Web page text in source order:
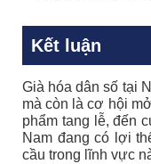
Kết luận
Già hóa dân số tại
mà còn là cơ hội
phẩm tang lễ, đến
Nam đang có lợi
cầu trong lĩnh vực